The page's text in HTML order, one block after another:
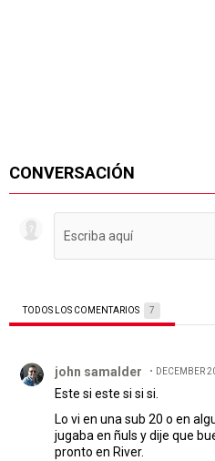
CONVERSACIÓN
TODOS LOS COMENTARIOS 7
john samalder DECEMBER
Este si este si si si.
Lo vi en una sub 20 o en
jugaba en ñuls y dije que
pronto en River.